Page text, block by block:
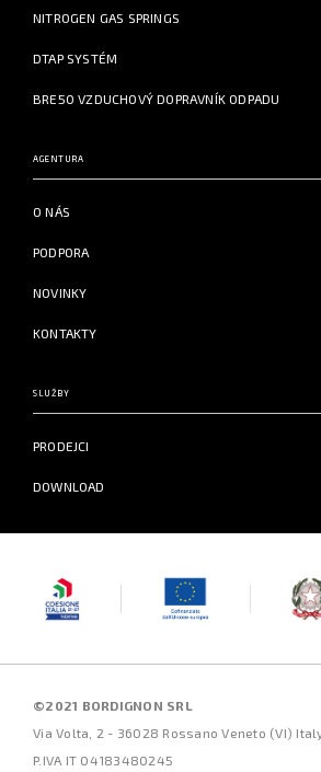
NITROGEN GAS SPRINGS
DTAP SYSTÉM
BRE50 VZDUCHOVÝ DOPRAVNÍK ODPADU
AGENTURA
O NÁS
PODPORA
NOVINKY
KONTAKTY
SLUŽBY
PRODEJCI
DOWNLOAD
©2021 BORDIGNON SRL
Via Volta, 2 - 36028 Rossano Veneto (VI)
P.IVA IT 04183480245